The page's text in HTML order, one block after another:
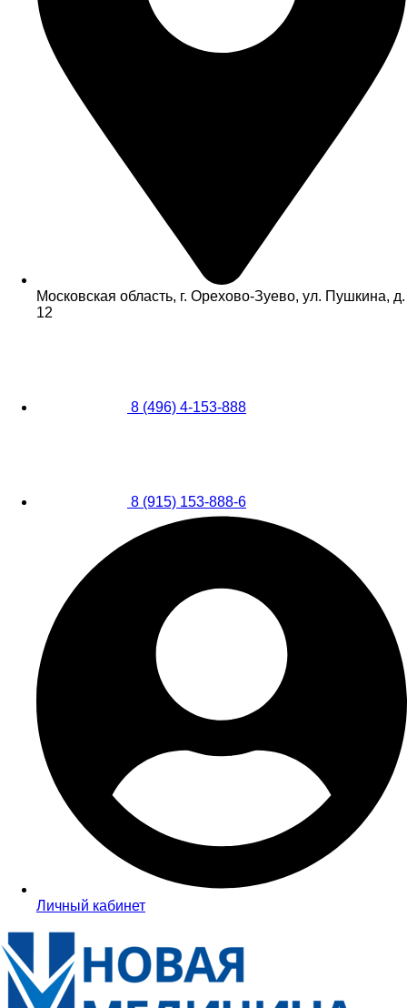
Московская область, г. Орехово-Зуево, ул. Пушкина, д.
12
8 (496) 4-153-888
8 (915) 153-888-6
Личный кабинет